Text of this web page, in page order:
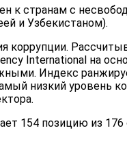
к странам с
и Узбекистаном).
коррупции.
International на
Индекс
низкий уровень
154 позицию из